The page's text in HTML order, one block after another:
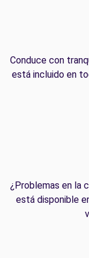
Conduce con
está incluido en
¿Problemas en la
está disponible